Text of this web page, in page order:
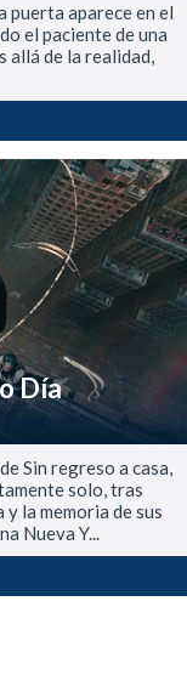
puerta aparece en el
el paciente de una
allá de la realidad,
Día
Sin regreso a casa,
solo, tras
la memoria de sus
Nueva Y...